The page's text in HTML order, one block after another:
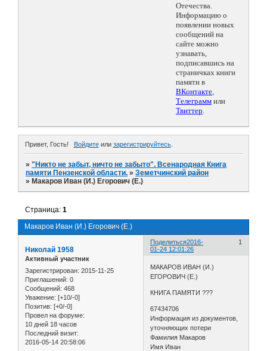
Отечества.
Информацию о
появлении новых
сообщений на
сайте можно
узнавать,
подписавшись на
страничках книги
памяти в
ВКонтакте,
Телеграмм или
Твиттер.
Привет, Гость! Войдитеили зарегистрируйтесь.
»"Никто не забыт, ничто не забыто". Всенародная Книга
памяти Пензенской области. »Земетчинский район
» Макаров Иван (И.) Егорович (Е.)
Макаров Иван (И.) Егорович (Е.)
Страница:1
Поделиться 1
2016-
01-24 12:01:26
Николай 1958
Активный участник
Зарегистрирован: 2015-11-25
Приглашений: 0
Сообщений: 468
Уважение: [+10/-0]
Позитив: [+0/-0]
Провел на форуме:
10 дней 18 часов
Последний визит:
2016-05-14 20:58:06
МАКАРОВ ИВАН (И.)
ЕГОРОВИЧ (Е.)
КНИГА ПАМЯТИ ???
67434706
Информация из документов,
уточняющих потери
Фамилия Макаров
Имя Иван